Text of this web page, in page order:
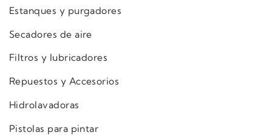
Estanques y purgadores
Secadores de aire
Filtros y lubricadores
Repuestos y Accesorios
Hidrolavadoras
Pistolas para pintar